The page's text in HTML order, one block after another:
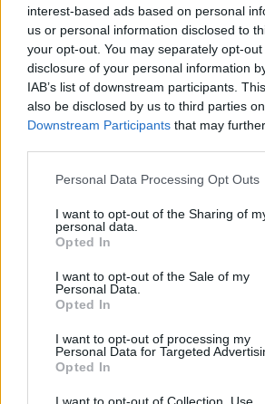
interest-based ads based on personal
us or personal information disclosed to
your opt-out. You may separately opt-
disclosure of your personal information
IAB’s list of downstream participants.
also be disclosed by us to third parties
Downstream Participants that may
Personal Data Processing Opt Outs
I want to opt-out of the Sharing of
personal data.
Opted In
I want to opt-out of the Sale of my
Personal Data.
Opted In
I want to opt-out of processing my
Personal Data for Targeted
Opted In
I want to opt-out of Collection, Use,
ΧΩΡΙΑ
Καταγγελία για άλογα ανάμεσα
σε σπασμένα μπουκάλια σε
πανηγύρια της Λέσβου
Η A Promise to Animals
δημοσιοποίησε βίντεο και
υποστηρίζει ότι οι συγκεκριμένες
ευζωία των ζώων και την
ασφάλεια των παρευρισκομένων
ΜΥΤΙΛΗΝΗ
Ο ΔΕΔΔΗΕ τράβηξε την πρίζα
στην Κομνηνάκη και
Ξενοδοχεία, τουριστικά
καταλύματα και επιχειρήσεις
εστίασης έμειναν χωρίς ρεύμα
Αλμπάνης καταγγέλλει
απαξιωτικές απαντήσεις και ένα
ατελείωτο παιχνίδι ευθυνών